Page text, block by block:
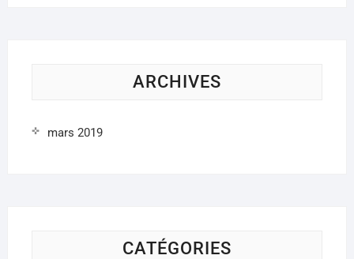
ARCHIVES
mars 2019
CATÉGORIES